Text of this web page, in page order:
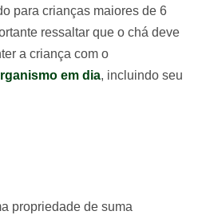
para crianças maiores de 6
ressaltar que o chá deve
a criança com o
em dia, incluindo seu
propriedade de suma